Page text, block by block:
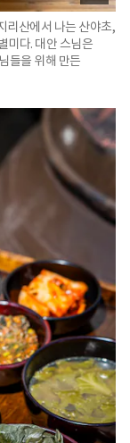
리산에서 나는 산야초,
미다. 대안 스님은
들을 위해 만든